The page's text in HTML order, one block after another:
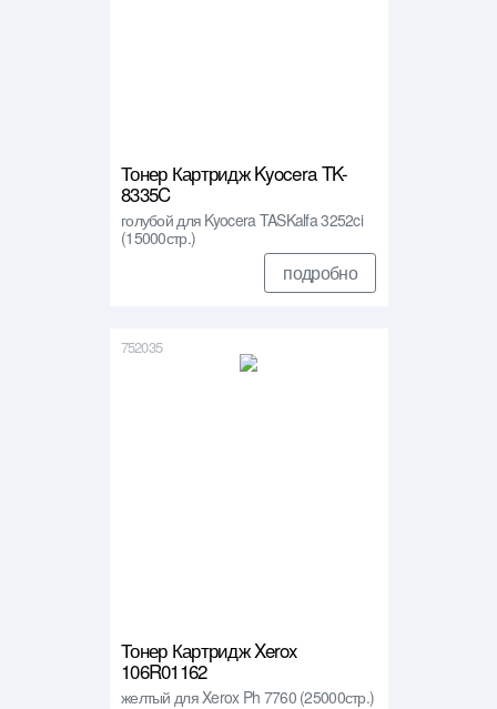
Тонер Картридж Kyocera TK-
8335C
голубой для Kyocera TASKalfa 3252ci
(15000стр.)
подробно
752035
Тонер Картридж Xerox
106R01162
желтый для Xerox Ph 7760 (25000стр.)